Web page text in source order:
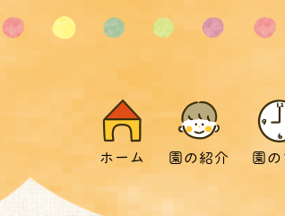
ホーム 園の紹介 園